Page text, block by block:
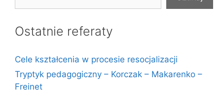
Ostatnie referaty
Cele kształcenia w procesie resocjalizacji
Tryptyk pedagogiczny – Korczak – Makarenko –
Freinet